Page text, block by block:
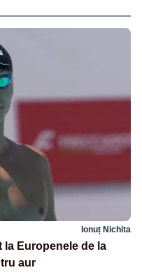
Ionuț Nichita
Europenele de la
aur